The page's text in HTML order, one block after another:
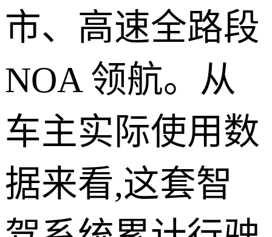
市、高速全路段
NOA 领航。从
车主实际使用数
据来看,这套智